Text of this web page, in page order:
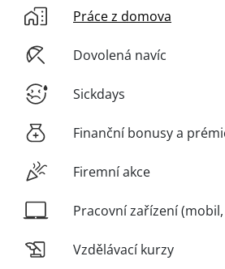
Práce z domova
Dovolená navíc
Sickdays
Finanční bonusy a
Firemní akce
Pracovní zařízení
Vzdělávací kurzy